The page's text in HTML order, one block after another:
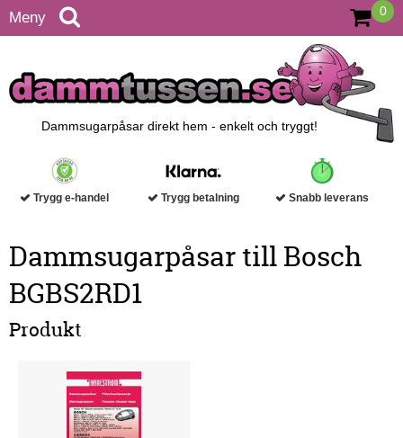
Meny 0
Dammsugarpåsar direkt hem - enkelt och tryggt!
Trygg e-handel Trygg betalning Snabb leverans
Dammsugarpåsar till Bosch
BGBS2RD1
Produkt